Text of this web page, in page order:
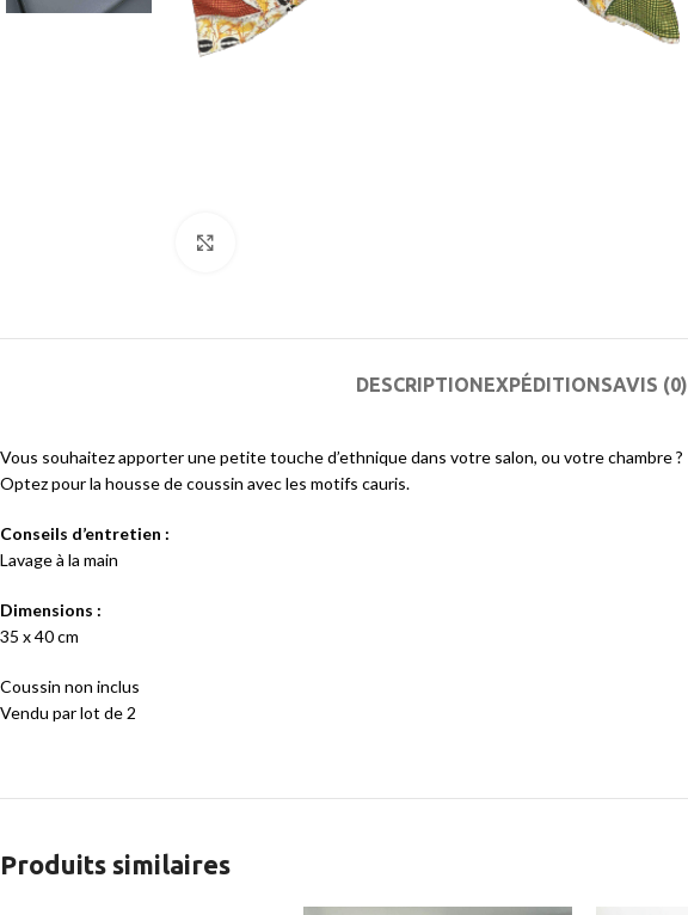
DESCRIPTIONEXPÉDITIONSAVIS (0)
Vous souhaitez apporter une petite touche d’ethnique dans votre salon, ou votre chambre ?
Optez pour la housse de coussin avec les motifs cauris.
Conseils d’entretien :
Lavage à la main
Dimensions :
35 x 40 cm
Coussin non inclus
Vendu par lot de 2
Produits similaires